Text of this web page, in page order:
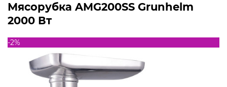
Мясорубка AMG200SS Grunhelm
2000 Вт
-2%